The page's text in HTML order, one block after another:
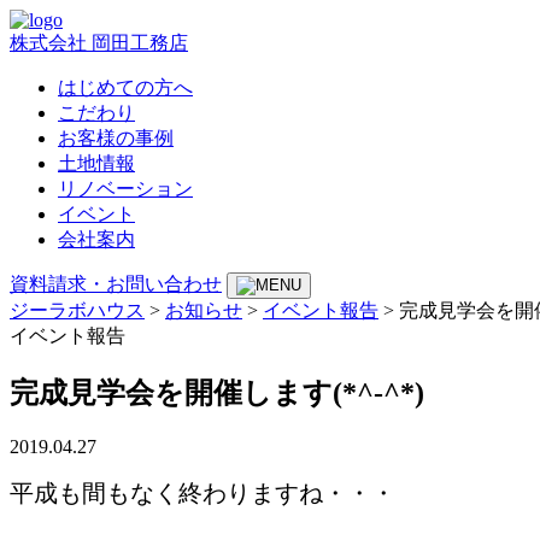
株式会社 岡田工務店
はじめての方へ
こだわり
お客様の事例
土地情報
リノベーション
イベント
会社案内
資料請求・お問い合わせ
ジーラボハウス > お知らせ > イベント報告 > 完成見学会を
イベント報告
完成見学会を開催します(*^-^*)
2019.04.27
平成も間もなく終わりますね・・・